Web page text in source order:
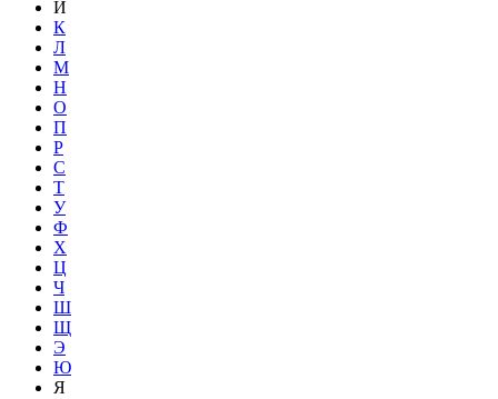
Й
К
Л
М
Н
О
П
Р
С
Т
У
Ф
Х
Ц
Ч
Ш
Щ
Э
Ю
Я